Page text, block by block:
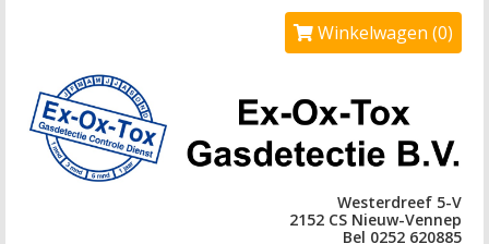
Winkelwagen (0)
Westerdreef 5-V
2152 CS Nieuw-Vennep
Bel 0252 620885